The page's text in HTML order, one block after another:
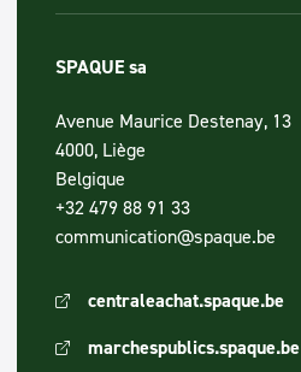
SPAQUE sa
Avenue Maurice Destenay, 13
4000, Liège
Belgique
+32 479 88 91 33
communication@spaque.be
centraleachat.spaque.be
marchespublics.spaque.be